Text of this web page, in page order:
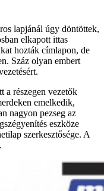
lapjánál úgy döntöttek,
elkapott ittas
hozták címlapon, de
Száz olyan embert
a részegen vezetők
emelkedik,
nagyon pezseg az
eszköze
szerkesztősége. A